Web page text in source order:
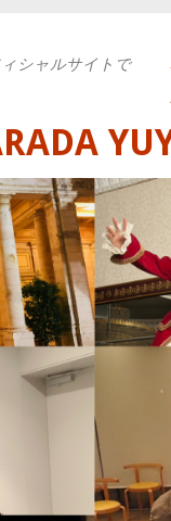
シャルサイトで